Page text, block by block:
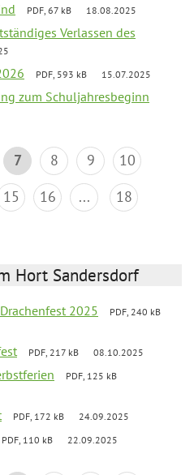
PDF, 67 kB 18.08.2025
Verlassen des
PDF, 593 kB 15.07.2025
zum Schuljahresbeginn
7 8 9
10
15 16 ... 18
Hort Sandersdorf
2025
PDF, 240 kB
PDF, 217 kB 08.10.2025
PDF, 125 kB
PDF, 172 kB 24.09.2025
PDF, 110 kB 22.09.2025